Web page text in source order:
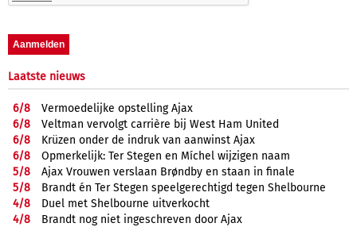
Laatste nieuws
6/8
Vermoedelijke opstelling Ajax
6/8
Veltman vervolgt carrière bij West Ham United
6/8
Krüzen onder de indruk van aanwinst Ajax
6/8
Opmerkelijk: Ter Stegen en Míchel wijzigen naam
5/8
Ajax Vrouwen verslaan Brøndby en staan in finale
5/8
Brandt én Ter Stegen speelgerechtigd tegen Shelbourne
4/8
Duel met Shelbourne uitverkocht
4/8
Brandt nog niet ingeschreven door Ajax